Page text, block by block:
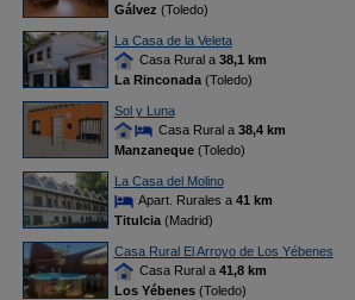
Gálvez (Toledo)
La Casa de la Veleta
Casa Rural a 38,1 km
La Rinconada(Toledo)
Sol y Luna
Casa Rural a 38,4 km
Manzaneque(Toledo)
La Casa del Molino
Apart. Rurales a 41 km
Titulcia(Madrid)
Casa Rural El Arroyo de Los Yébenes
Casa Rural a 41,8 km
Los Yébenes(Toledo)